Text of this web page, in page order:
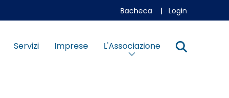
Bacheca | Login
Servizi Imprese L'Associazione